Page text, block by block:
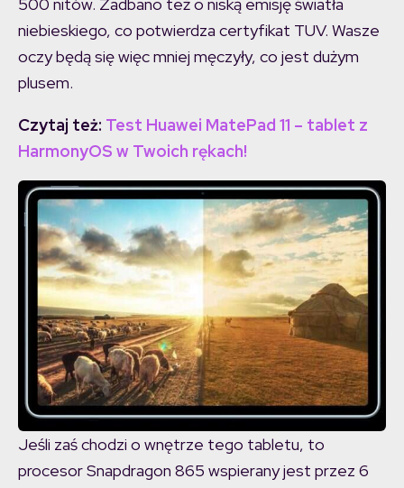
niebieskiego, co potwierdza certyfikat TUV. Wasze
oczy będą się więc mniej męczyły, co jest dużym
plusem.
Czytaj też: Test Huawei MatePad 11 – tablet z
HarmonyOS w Twoich rękach!
Jeśli zaś chodzi o wnętrze tego tabletu, to
procesor Snapdragon 865 wspierany jest przez 6